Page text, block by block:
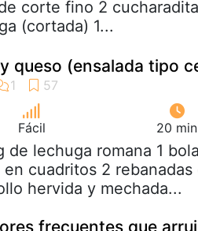
corte fino 2
(cortada) 1...
queso (ensalada tipo
Fácil 20 min
de lechuga romana 1
cuadritos 2
hervida y mechada...
frecuentes que